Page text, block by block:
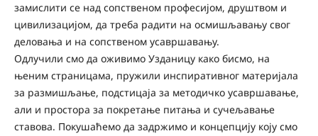
замислити се над сопственом професијом, друштвом и
цивилизацијом, да треба радити на осмишљавању свог
деловања и на сопственом усавршавању.
Одлучили смо да оживимо Узданицу како бисмо, на
њеним страницама, пружили инспиративног материјала
за размишљање, подстицаја за методичко усавршавање,
али и простора за покретање питања и сучељавање
ставова. Покушаћемо да задржимо и концепцију коју смо